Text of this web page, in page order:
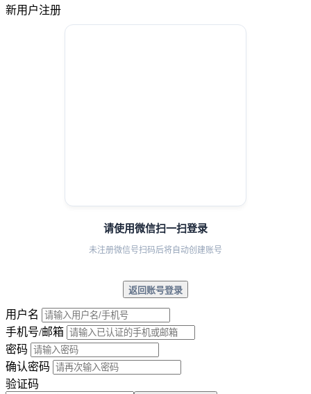
新用户注册
请使用微信扫一扫登录
未注册微信号扫码后将自动创建账号
返回账号登录
用户名
手机号/邮箱
密码
确认密码
验证码